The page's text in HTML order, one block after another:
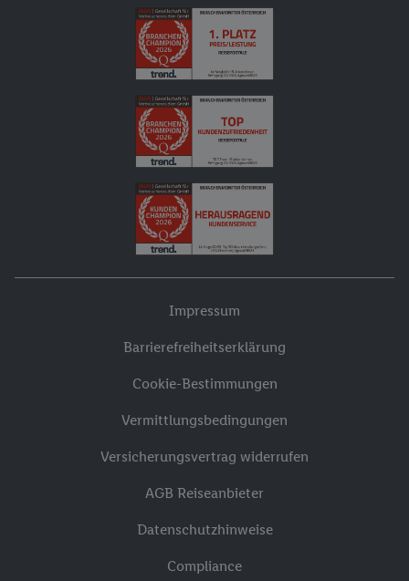
Impressum
Barrierefreiheitserklärung
Cookie-Bestimmungen
Vermittlungsbedingungen
Versicherungsvertrag widerrufen
AGB Reiseanbieter
Datenschutzhinweise
Compliance